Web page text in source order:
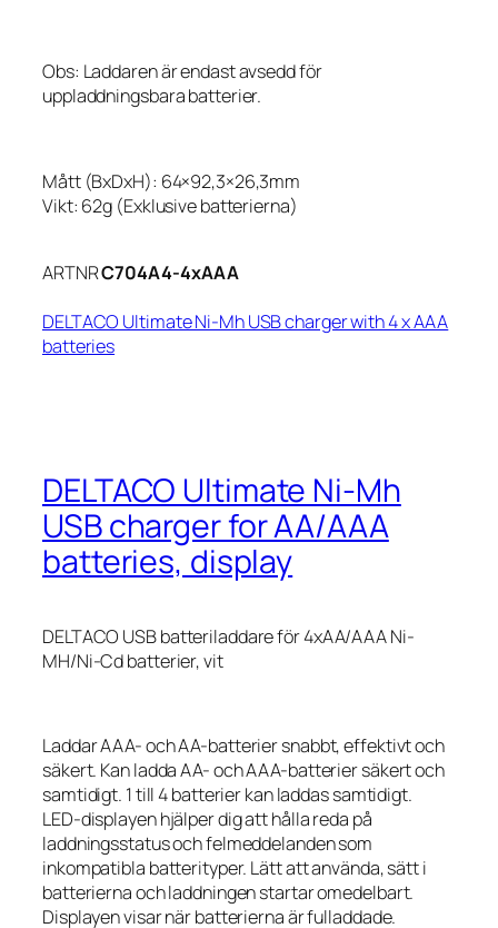
Obs: Laddaren är endast avsedd för
uppladdningsbara batterier.
Mått (BxDxH): 64×92,3×26,3mm
Vikt: 62g (Exklusive batterierna)
ARTNRC704A4-4xAAA
DELTACO Ultimate Ni-Mh USB charger with 4 x AAA
batteries
DELTACO Ultimate Ni-Mh
USB charger for AA/AAA
batteries, display
DELTACO USB batteriladdare för 4xAA/AAA Ni-
MH/Ni-Cd batterier, vit
Laddar AAA- och AA-batterier snabbt, effektivt och
säkert. Kan ladda AA- och AAA-batterier säkert och
samtidigt. 1 till 4 batterier kan laddas samtidigt.
LED-displayen hjälper dig att hålla reda på
laddningsstatus och felmeddelanden som
inkompatibla batterityper. Lätt att använda, sätt i
batterierna och laddningen startar omedelbart.
Displayen visar när batterierna är fulladdade.